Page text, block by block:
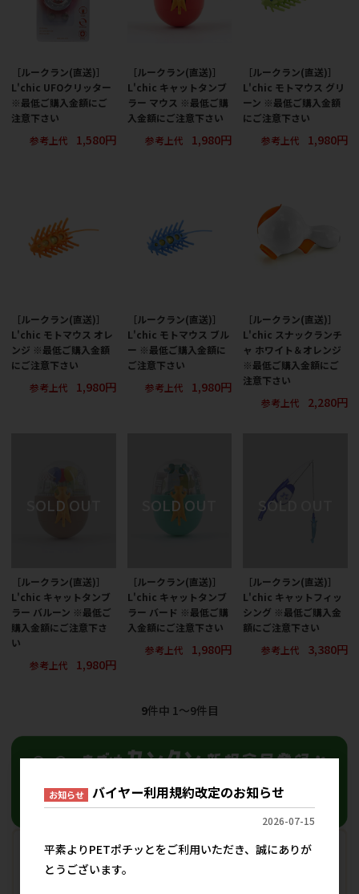
［ルークラン(直送)］
L'chic UFOクリッター
※最低ご購入金額にご
注意下さい
参考上代
1,580円
［ルークラン(直送)］
L'chic キャットタンブ
ラー マウス ※最低ご購
入金額にご注意下さい
参考上代
1,980円
［ルークラン(直送)］
L'chic モトマウス グリ
ーン ※最低ご購入金額
にご注意下さい
参考上代
1,980円
［ルークラン(直送)］
L'chic モトマウス オレ
ンジ ※最低ご購入金額
にご注意下さい
参考上代
1,980円
［ルークラン(直送)］
L'chic モトマウス ブル
ー ※最低ご購入金額に
ご注意下さい
参考上代
1,980円
［ルークラン(直送)］
L'chic スナックランチ
ャ ホワイト＆オレンジ
※最低ご購入金額にご
注意下さい
参考上代
2,280円
［ルークラン(直送)］
L'chic キャットタンブ
ラー バルーン ※最低ご
購入金額にご注意下さ
い
参考上代
1,980円
［ルークラン(直送)］
L'chic キャットタンブ
ラー バード ※最低ご購
入金額にご注意下さい
参考上代
1,980円
［ルークラン(直送)］
L'chic キャットフィッ
シング ※最低ご購入金
額にご注意下さい
参考上代
3,380円
9件中 1〜9件目
お知らせ バイヤー利用規約改定のお知らせ
2026-07-15
平素よりPETポチッとをご利用いただき、誠にありが
とうございます。